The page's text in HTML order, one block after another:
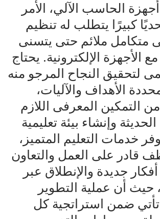
الحاسب الآلي، الأمر
كبيرًا يتطلب له تنظيم
متكامل ملائم حتى يتسنى
الأجهزة الإلكترونية. يحتاج
لتحقيق النجاح المرجو منه
الأهداف والآليات،
التمكين المعرفى اللازم
وإنشاء بيئة تعليمية
خدمات التعليم المتميز،
قادر على العمل والتعاون
جديدة والإنطلاق عبر
حيث أن عملية التطوير
تأتي ضمن استراتجية كل